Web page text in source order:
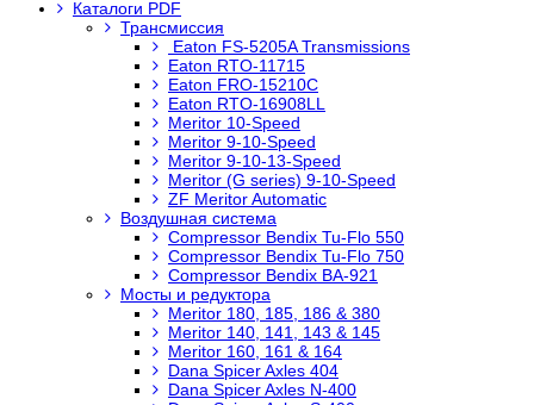
Каталоги PDF
Трансмиссия
Eaton FS-5205A Transmissions
Eaton RTO-11715
Eaton FRO-15210C
Eaton RTO-16908LL
Meritor 10-Speed
Meritor 9-10-Speed
Meritor 9-10-13-Speed
Meritor (G series) 9-10-Speed
ZF Meritor Automatic
Воздушная система
Compressor Bendix Tu-Flo 550
Compressor Bendix Tu-Flo 750
Compressor Bendix BA-921
Мосты и редуктора
Meritor 180, 185, 186 & 380
Meritor 140, 141, 143 & 145
Meritor 160, 161 & 164
Dana Spicer Axles 404
Dana Spicer Axles N-400